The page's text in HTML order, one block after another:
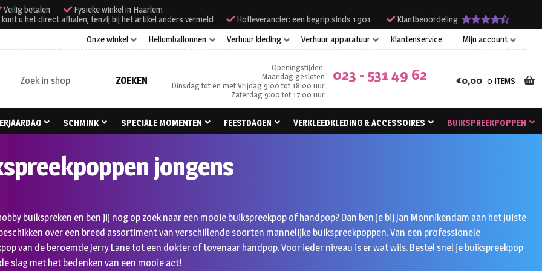
Veilig betalen
Fysieke winkel in Haarlem
u het direct afhalen, tenzij bij het artikel anders vermeld
Hofleverancier: een begrip sinds 1901
Klantbeoordeling:
Onze winkel
Heliumballonnen Verhuur kleding Verhuur apparatuur Klantenservice Mijn account
Zoeken
naar:
Openingstijden:
Maandag gesloten
Dinsdag tot en met Vrijdag 9:00 tot 18:00 uur
Zaterdag 9:00 tot 17:00 uur
023 - 531 49 62 €0,00 0 ITEMS
SCHMINK SPECIALE MOMENTEN FEESTDAGEN VERKLEEDKLEDING & ACCESSOIRES
BUIKSPREEKPOPPEN
jongens
buikspreken en ben jij nog op zoek naar een mooie buikspreekpop of handpop? Dan ben je bij Jan Monnikendam aan het juiste
over een breed assortiment van verschillende soorten mannelijke buikspreekpoppen. Van een professionele
van de beroemde Jerry Lane tot een dokter of tovenaar handpop. Voor ieder niveau is er wat wils. Bestel snel je buikspreekpop
slag met het bedenken van een mooie act!